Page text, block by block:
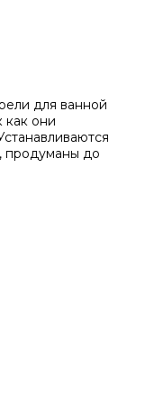
для ванной
как они
продуманы до